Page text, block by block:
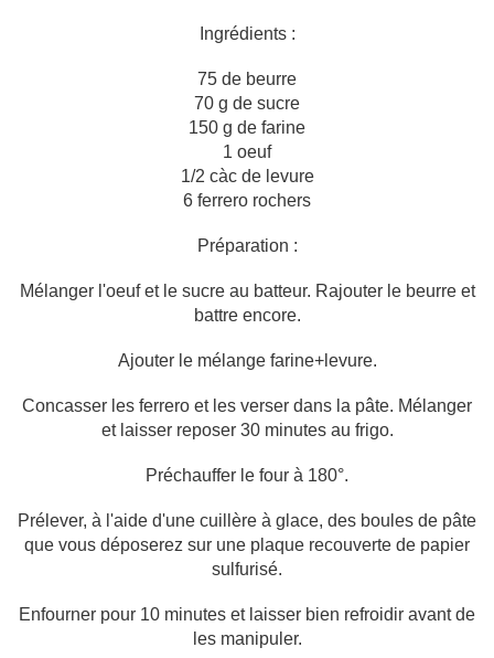
Ingrédients :
75 de beurre
70 g de sucre
150 g de farine
1 oeuf
1/2 càc de levure
6 ferrero rochers
Préparation :
Mélanger l'oeuf et le sucre au batteur. Rajouter le beurre et
battre encore.
Ajouter le mélange farine+levure.
Concasser les ferrero et les verser dans la pâte. Mélanger
et laisser reposer 30 minutes au frigo.
Préchauffer le four à 180°.
Prélever, à l'aide d'une cuillère à glace, des boules de pâte
que vous déposerez sur une plaque recouverte de papier
sulfurisé.
Enfourner pour 10 minutes et laisser bien refroidir avant de
les manipuler.